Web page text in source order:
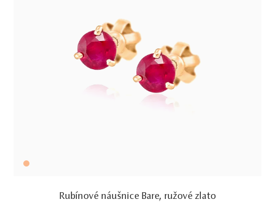
Rubínové náušnice Bare, ružové zlato